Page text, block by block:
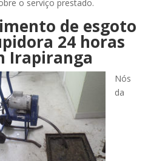
o serviço prestado.
de esgoto
24 horas
Irapiranga
Nós
da